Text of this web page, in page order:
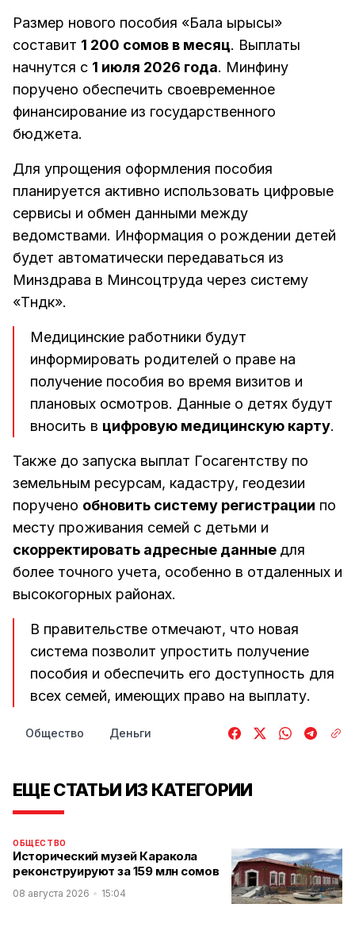
Размер нового пособия «Бала ырысы»
составит 1 200 сомов в месяц. Выплаты
начнутся с 1 июля 2026 года. Минфину
поручено обеспечить своевременное
финансирование из государственного
бюджета.
Для упрощения оформления пособия
планируется активно использовать цифровые
сервисы и обмен данными между
ведомствами. Информация о рождении детей
будет автоматически передаваться из
Минздрава в Минсоцтруда через систему
«Түндүк».
Медицинские работники будут
информировать родителей о праве на
получение пособия во время визитов и
плановых осмотров. Данные о детях будут
вносить в цифровую медицинскую карту.
Также до запуска выплат Госагентству по
земельным ресурсам, кадастру, геодезии
поручено обновить систему регистрации по
месту проживания семей с детьми и
скорректировать адресные данные для
более точного учета, особенно в отдаленных и
высокогорных районах.
В правительстве отмечают, что новая
система позволит упростить получение
пособия и обеспечить его доступность для
всех семей, имеющих право на выплату.
Общество Деньги
ЕЩЕ СТАТЬИ ИЗ КАТЕГОРИИ
ОБЩЕСТВО
Исторический музей Каракола
реконструируют за 159 млн сомов
08 августа 2026 15:04